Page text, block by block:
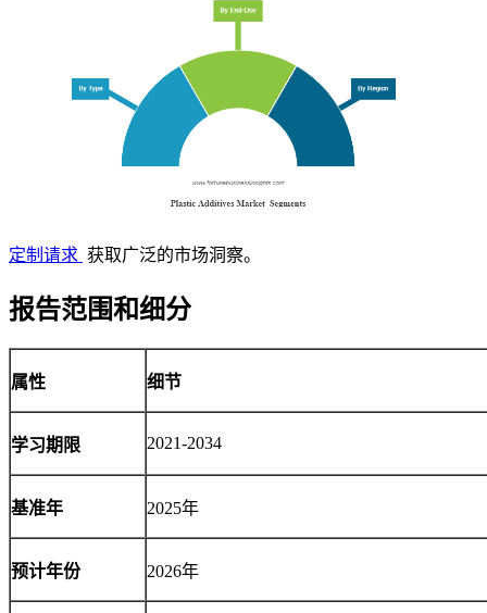
定制请求 获取广泛的市场洞察。
报告范围和细分
属性 细节
学习期限 2021-2034
基准年 2025年
预计年份 2026年